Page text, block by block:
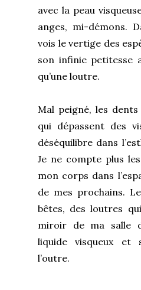
avec la peau
anges, mi-démons.
vois le vertige des
son infinie petitesse
qu’une loutre.
Mal peigné, les
qui dépassent des
déséquilibre dans
Je ne compte plus
mon corps dans
de mes prochains.
bêtes, des loutres
miroir de ma salle
liquide visqueux et
l’outre.